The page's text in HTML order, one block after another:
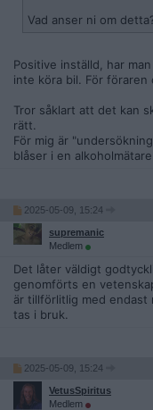
Vad anser ni om
Positive inställd, har
inte köra bil. För föraren
Tror såklart att det kan
rätt.
För mig är
blåser i en alkoholmätare.
2025-05-09, 15:24
supremanic
Medlem
Det låter väldigt
genomförts en
är tillförlitlig med endast
tas i bruk.
2025-05-09, 15:24
VetusSpiritus
Medlem